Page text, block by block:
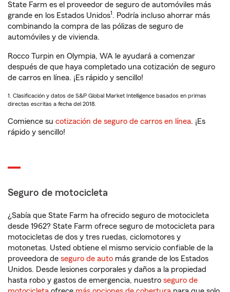
State Farm es el proveedor de seguro de automóviles más
grande en los Estados Unidos1. Podría incluso ahorrar más
combinando la compra de las pólizas de seguro de
automóviles y de vivienda.
Rocco Turpin en Olympia, WA le ayudará a comenzar
después de que haya completado una cotización de seguro
de carros en línea. ¡Es rápido y sencillo!
1. Clasificación y datos de S&P Global Market Intelligence basados en primas
directas escritas a fecha del 2018.
Comience su cotización de seguro de carros en línea. ¡Es
rápido y sencillo!
Seguro de motocicleta
¿Sabía que State Farm ha ofrecido seguro de motocicleta
desde 1962? State Farm ofrece seguro de motocicleta para
motocicletas de dos y tres ruedas, ciclomotores y
motonetas. Usted obtiene el mismo servicio confiable de la
proveedora de seguro de auto más grande de los Estados
Unidos. Desde lesiones corporales y daños a la propiedad
hasta robo y gastos de emergencia, nuestro seguro de